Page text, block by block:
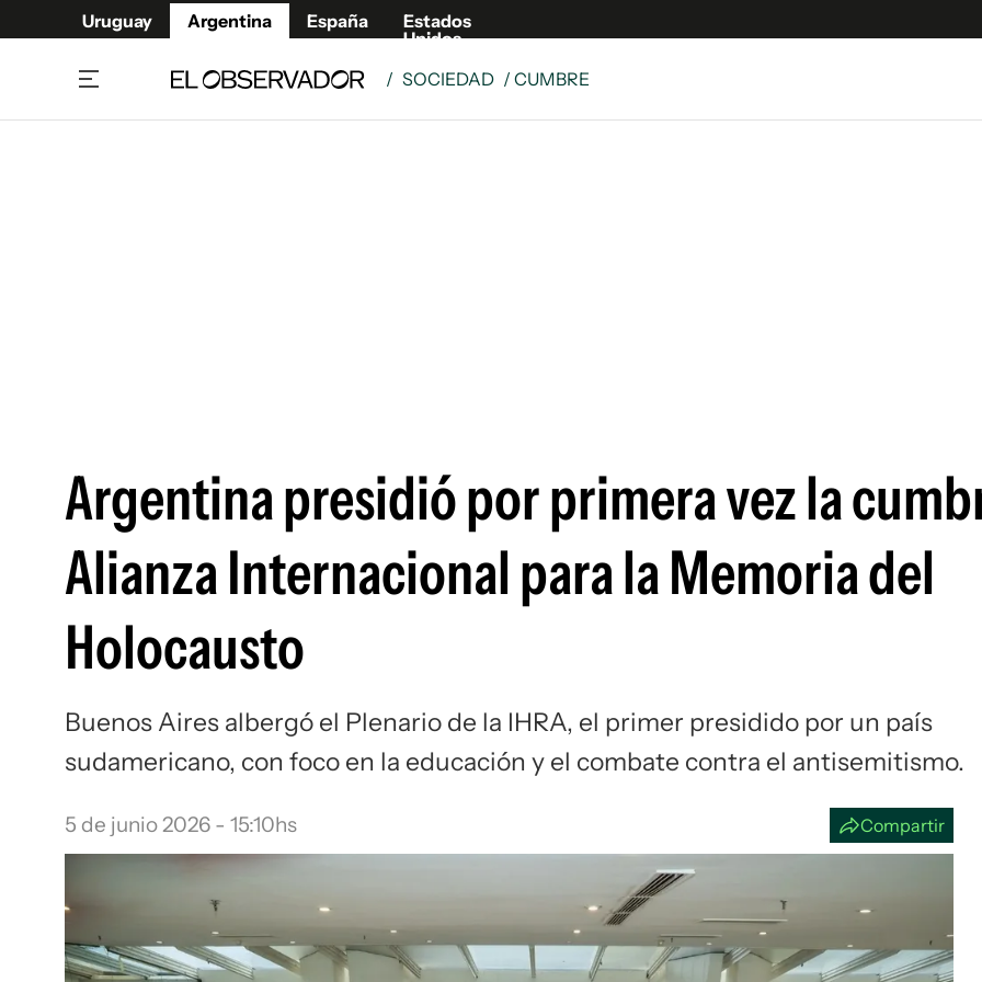
Uruguay Argentina España
Estados
Unidos
/ SOCIEDAD / CUMBRE
Argentina presidió por primera vez la
Alianza Internacional para la Memoria del
Holocausto
Buenos Aires albergó el Plenario de la IHRA, el primer presidido por un país
sudamericano, con foco en la educación y el combate contra el antisemitismo.
5 de junio 2026 - 15:10hs Compartir